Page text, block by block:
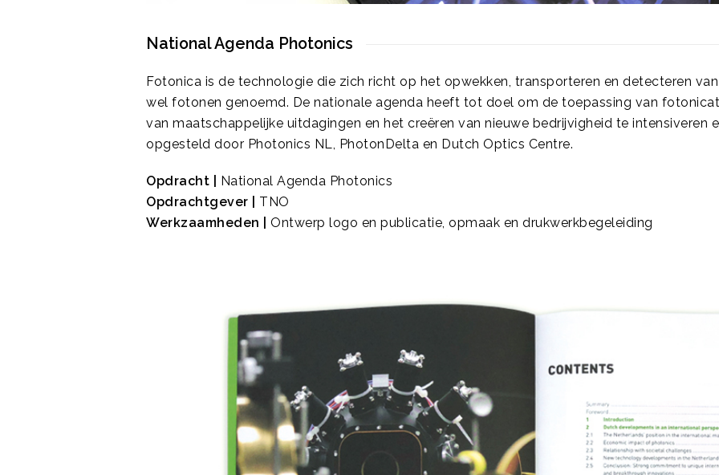
National Agenda Photonics
Fotonica is de technologie die zich richt op het opwekken, transporteren en detecteren
wel fotonen genoemd. De nationale agenda heeft tot doel om de toepassing van
van maatschappelijke uitdagingen en het creëren van nieuwe bedrijvigheid te intensiveren
opgesteld door Photonics NL, PhotonDelta en Dutch Optics Centre.
Opdracht |
National Agenda Photonics
Opdrachtgever | TNO
Werkzaamheden | Ontwerp logo en publicatie, opmaak en drukwerkbegeleiding